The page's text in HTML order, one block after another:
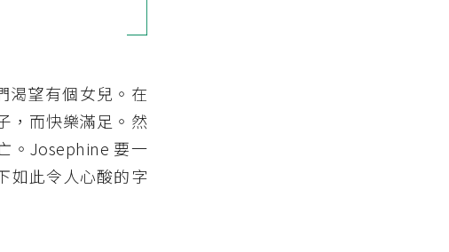
渴望有個女兒。在
，而快樂滿足。然
。Josephine 要一
如此令人心酸的字